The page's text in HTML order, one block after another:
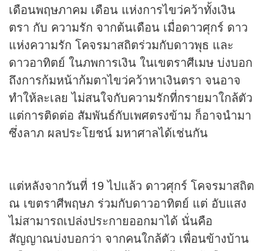
เดือนพฤษภาคม เดือน แห่งการไขว่คว้าทั้งเงิน
ตรา กับ ความรัก จากต้นเดือน เมื่อดาวศุกร์ ดาว
แห่งความรัก โคจรมาสถิตร่วมกับดาวพุธ และ
ดาวอาทิตย์ ในภพการเงิน ในเขตราศีเมษ บ่งบอก
ถึงการก้มหน้าก้มตาไขว่คว้าหาเงินตรา จนอาจ
ทำให้ละเลย ไม่สนใจกับความรักที่กรายมาใกล้ตัว
แต่การติดต่อ สัมพันธ์กับเพศตรงข้าม ก็อาจนำมา
ซึ่งลาภ ผลประโยชน์ มหาศาลได้เช่นกัน
แต่หลังจากวันที่ 19 ไปแล้ว ดาวศุกร์ โคจรมาสถิต
ณ เขตราศีพฤษภ ร่วมกับดาวอาทิตย์ แต่ อับแสง
ไม่สามารถเปล่งประกายออกมาได้ นั่นคือ
สัญญาณบ่งบอกว่า จากคนใกล้ตัว เพื่อนข้างบ้าน